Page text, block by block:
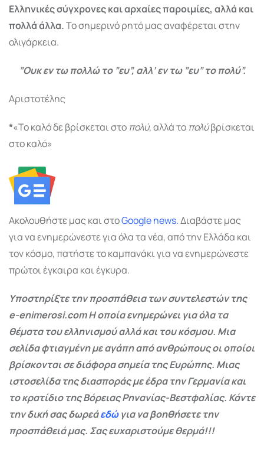
Ελληνικές σύγχρονες και αρχαίες παροιμίες, αλλά και
πολλά άλλα.Το σημερινό ρητό μας αναφέρεται στην
ολιγάρκεια.
”Ουκ εν τω πολλώ το ”ευ”, αλλ’ εν τω ”ευ” το πολύ”.
Αριστοτέλης
*«Το καλό δε βρίσκεται στο πολύ, αλλά το πολύβρίσκεται
στο καλό»
Ακολουθήστε μας και στοGooglenews.Διαβάστε μας
για να ενημερώνεστε για όλα τα νέα, από την Ελλάδα και
τον κόσμο, πατήστε το καμπανάκι για να ενημερώνεστε
πρώτοι έγκαιρα και έγκυρα.
Υποστηρίξτε την προσπάθεια των συντελεστών της
e-enimerosi.com Η οποία ενημερώνει για όλα τα
θέματα του ελληνισμού αλλά και του κόσμου. Μια
σελίδα φτιαγμένη με αγάπη από ανθρώπους οι οποίοι
βρίσκονται σε διάφορα σημεία της Ευρώπης. Μιας
ιστοσελίδα της διασποράς με έδρα την Γερμανία και
το κρατίδιο της Βόρειας Ρηνανίας-Βεστφαλίας. Κάντε
την δική σας δωρεάεδώγια να βοηθήσετε την
προσπάθειά μας. Σας ευχαριστούμε θερμά!!!